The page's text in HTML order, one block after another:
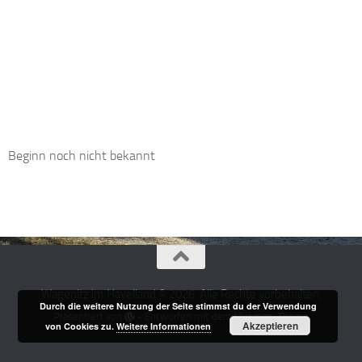
Beginn noch nicht bekannt
Wagenitz im Havelland © 2026. Alle Rechte vorbehalten.
- Entworfen mit demHueman-Theme
Durch die weitere Nutzung der Seite stimmst du der Verwendung
von Cookies zu.Weitere Informationen Akzeptieren